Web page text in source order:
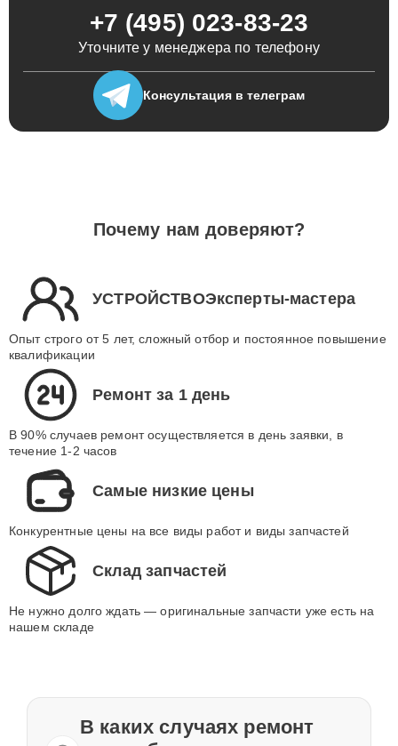
+7 (495) 023-83-23
Уточните у менеджера по телефону
Консультация в телеграм
Почему нам доверяют?
УСТРОЙСТВОЭксперты-мастера
Опыт строго от 5 лет, сложный отбор и постоянное повышение
квалификации
Ремонт за 1 день
В 90% случаев ремонт осуществляется в день заявки, в
течение 1-2 часов
Самые низкие цены
Конкурентные цены на все виды работ и виды запчастей
Склад запчастей
Не нужно долго ждать — оригинальные запчасти уже есть на
нашем складе
В каких случаях ремонт